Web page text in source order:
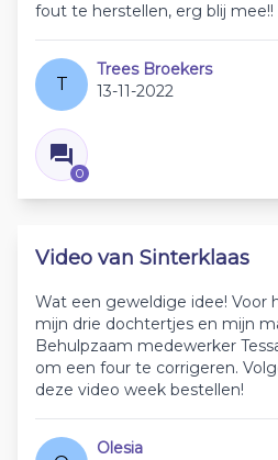
fout te herstellen, erg blij mee!!
T
Trees Broekers
13-11-2022
0
Video van Sinterklaas
Wat een geweldige idee! Voor
mijn drie dochtertjes en mijn
Behulpzaam medewerker
om een four te corrigeren.
deze video week bestellen!
Olesia